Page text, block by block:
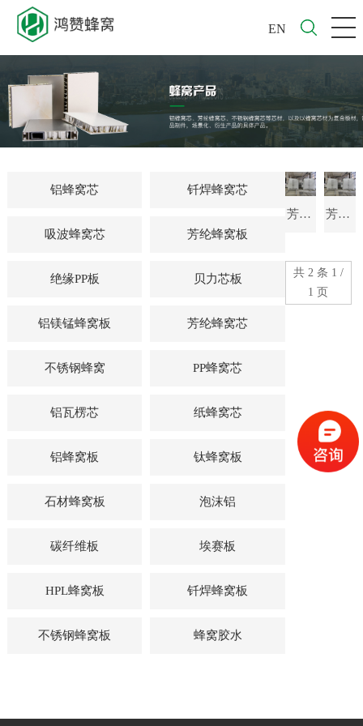
EN
铝蜂窝芯 钎焊蜂窝芯
吸波蜂窝芯 芳纶蜂窝板
绝缘PP板 贝力芯板
铝镁锰蜂窝板 芳纶蜂窝芯
不锈钢蜂窝 PP蜂窝芯
铝瓦楞芯 纸蜂窝芯
铝蜂窝板 钛蜂窝板
石材蜂窝板 泡沫铝
碳纤维板 埃赛板
HPL蜂窝板 钎焊蜂窝板
不锈钢蜂窝板 蜂窝胶水
芳纶
固化
芳纶
定型
共 2 条 1 /
1 页